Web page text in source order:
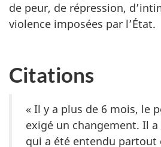
de peur, de répression,
violence imposées par l’État.
Citations
« Il y a plus de 6 mois, le
exigé un changement. Il a
qui a été entendu partout